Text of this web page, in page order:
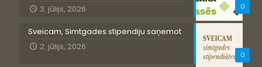
0
3. jūlijs, 2026
0
Sveicam, Simtgades stipendiju saņemot
2. jūlijs, 2026